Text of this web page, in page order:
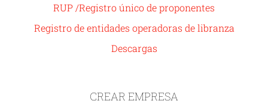
RUP /Registro único de proponentes
Registro de entidades operadoras de libranza
Descargas
CREAR EMPRESA